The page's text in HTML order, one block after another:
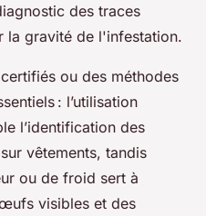
des traces
la gravité de l'infestation.
ou des méthodes
: l’utilisation
l’identification des
vêtements, tandis
ou de froid sert à
visibles et des